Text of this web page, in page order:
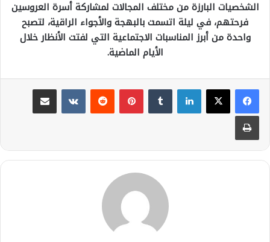
الشخصيات البارزة من مختلف المجالات لمشاركة أسرة العروسين
فرحتهم، في ليلة اتسمت بالبهجة والأجواء الراقية، لتصبح
واحدة من أبرز المناسبات الاجتماعية التي لفتت الأنظار خلال
الأيام الماضية.
لينكدإن بينتيريست
مشاركة عبر البريد
طباعة